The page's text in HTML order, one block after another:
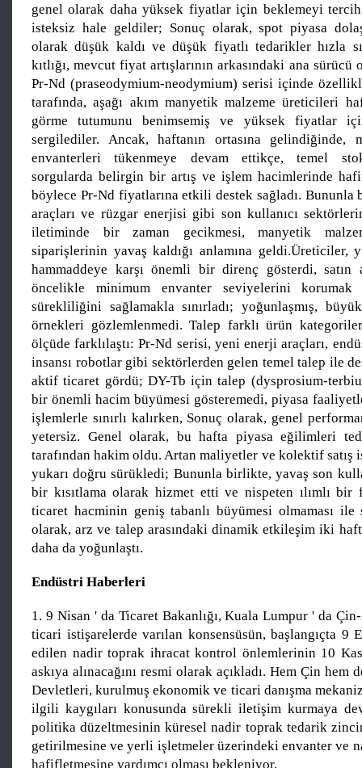
genel olarak daha yüksek fiyatlar için beklemeyi tercih
isteksiz hale geldiler; Sonuç olarak, spot piyasa
olarak düşük kaldı ve düşük fiyatlı tedarikler hızla
kıtlığı, mevcut fiyat artışlarının arkasındaki ana sürücü
Pr-Nd (praseodymium-neodymium) serisi içinde
tarafında, aşağı akım manyetik malzeme üreticileri
görme tutumunu benimsemiş ve yüksek fiyatlar
sergilediler. Ancak, haftanın ortasına gelindiğinde,
envanterleri tükenmeye devam ettikçe, temel
sorgularda belirgin bir artış ve işlem hacimlerinde
böylece Pr-Nd fiyatlarına etkili destek sağladı.
araçları ve rüzgar enerjisi gibi son kullanıcı
iletiminde bir zaman gecikmesi, manyetik
siparişlerinin yavaş kaldığı anlamına geldi.Üreticiler,
hammaddeye karşı önemli bir direnç gösterdi, satın
öncelikle minimum envanter seviyelerini
sürekliliğini sağlamakla sınırladı; yoğunlaşmış,
örnekleri gözlemlenmedi. Talep farklı ürün
ölçüde farklılaştı: Pr-Nd serisi, yeni enerji araçları,
insansı robotlar gibi sektörlerden gelen temel talep ile
aktif ticaret gördü; DY-Tb için talep (dysprosium-
bir önemli hacim büyümesi gösteremedi, piyasa
işlemlerle sınırlı kalırken, Sonuç olarak, genel
yetersiz. Genel olarak, bu hafta piyasa eğilimleri
tarafından hakim oldu. Artan maliyetler ve kolektif satış
yukarı doğru sürükledi; Bununla birlikte, yavaş son
bir kısıtlama olarak hizmet etti ve nispeten ılımlı bir
ticaret hacminin geniş tabanlı büyümesi olmaması ile
olarak, arz ve talep arasındaki dinamik etkileşim iki
daha da yoğunlaştı.
Endüstri Haberleri
1. 9 Nisan ' da Ticaret Bakanlığı, Kuala Lumpur ' da
ticari istişarelerde varılan konsensüsün, başlangıçta 9
edilen nadir toprak ihracat kontrol önlemlerinin 10
askıya alınacağını resmi olarak açıkladı. Hem Çin
Devletleri, kurulmuş ekonomik ve ticari danışma
ilgili kaygıları konusunda sürekli iletişim kurmaya
politika düzeltmesinin küresel nadir toprak tedarik
getirilmesine ve yerli işletmeler üzerindeki envanter ve
hafifletmesine yardımcı olması bekleniyor.